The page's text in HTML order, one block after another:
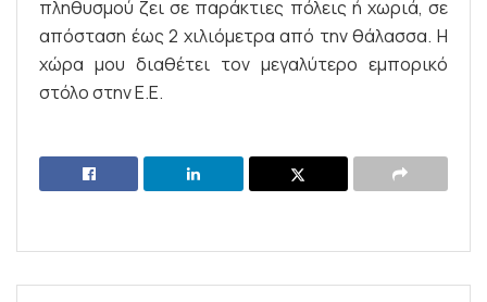
πληθυσμού ζει σε παράκτιες πόλεις ή χωριά, σε
απόσταση έως 2 χιλιόμετρα από την θάλασσα. Η
χώρα μου διαθέτει τον μεγαλύτερο εμπορικό
στόλο στην Ε.Ε.